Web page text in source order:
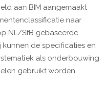
aan BIM aangemaakt
naar
NL/SfB gebaseerde
kunnen de specificaties en
als onderbouwing
gebruikt worden.